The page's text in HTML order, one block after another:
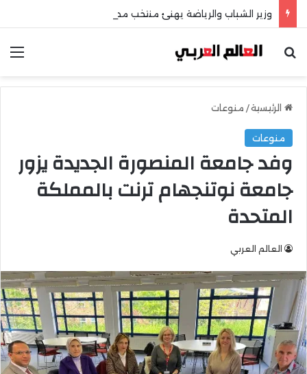
وزير الشباب والرياضة يهنئ منتخب مصر للشطرنج
بحث عن
الرئيسية/ منوعات
منوعات
وفد جامعة المنصورة الجديدة يزور
جامعة نوتنجهام ترنت بالمملكة
المتحدة
العالم العربي